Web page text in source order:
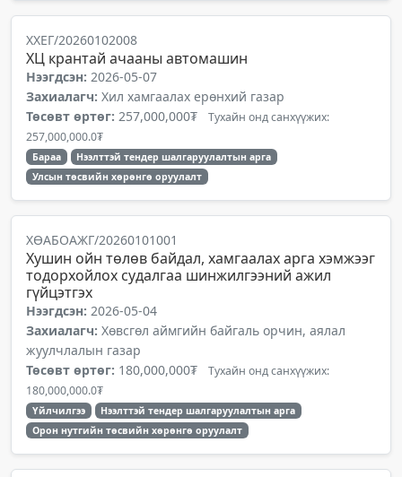
ХХЕГ/20260102008
ХЦ крантай ачааны автомашин
Нээгдсэн: 2026-05-07
Захиалагч: Хил хамгаалах ерөнхий газар
Төсөвт өртөг: 257,000,000₮ Тухайн онд санхүүжих:
257,000,000.0₮
Бараа
Нээлттэй тендер шалгаруулалтын арга
Улсын төсвийн хөрөнгө оруулалт
ХӨАБОАЖГ/20260101001
Хушин ойн төлөв байдал, хамгаалах арга хэмжээг
тодорхойлох судалгаа шинжилгээний ажил
гүйцэтгэх
Нээгдсэн: 2026-05-04
Захиалагч: Хөвсгөл аймгийн байгаль орчин, аялал
жуулчлалын газар
Төсөвт өртөг: 180,000,000₮ Тухайн онд санхүүжих:
180,000,000.0₮
Үйлчилгээ
Нээлттэй тендер шалгаруулалтын арга
Орон нутгийн төсвийн хөрөнгө оруулалт